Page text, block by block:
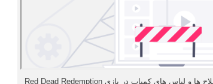
تماشا کنید: جزییات تولید سموم و سلاح ها و لباس های کمیاب در بازی Red Dead Redemption